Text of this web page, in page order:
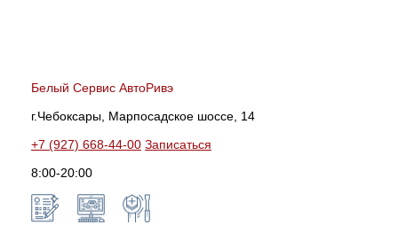
Белый Сервис АвтоРивэ
г.Чебоксары, Марпосадское шоссе, 14
+7 (927) 668-44-00 Записаться
8:00-20:00